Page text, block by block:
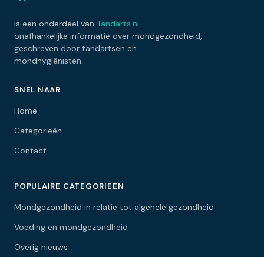
is een onderdeel van Tandarts.nl —
onafhankelijke informatie over mondgezondheid,
geschreven door tandartsen en
mondhygiënisten.
SNEL NAAR
Home
Categorieën
Contact
POPULAIRE CATEGORIEËN
Mondgezondheid in relatie tot algehele gezondheid
Voeding en mondgezondheid
Overig nieuws